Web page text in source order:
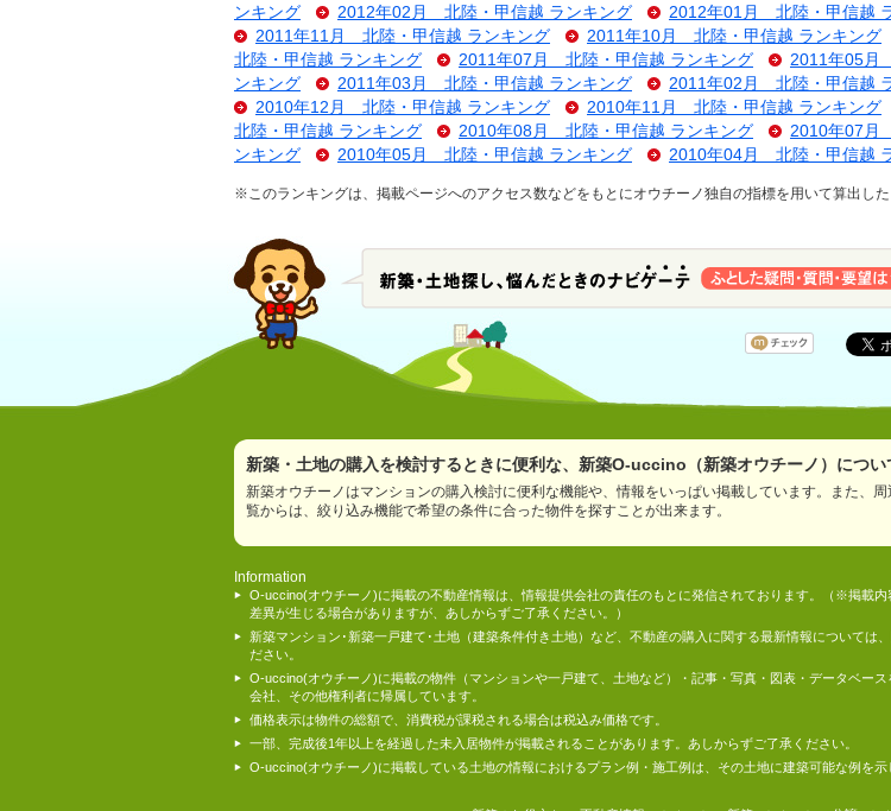
ンキング
2012年02月 北陸・甲信越 ランキング 2012年01月 北陸・甲信越
2011年11月 北陸・甲信越 ランキング
2011年10月 北陸・甲信越 ランキング
北陸・甲信越 ランキング
2011年07月 北陸・甲信越 ランキング 2011年05月
ンキング
2011年03月 北陸・甲信越 ランキング 2011年02月 北陸・甲信越
2010年12月 北陸・甲信越 ランキング
2010年11月 北陸・甲信越 ランキング
北陸・甲信越 ランキング
2010年08月 北陸・甲信越 ランキング 2010年07月
ンキング
2010年05月 北陸・甲信越 ランキング 2010年04月 北陸・甲信越
※このランキングは、掲載ページへのアクセス数などをもとにオウチーノ独自の指標を用いて算出した
新築・土地の購入を検討するときに便利な、新築O-uccino（新築オウチーノ）につい
新築オウチーノはマンションの購入検討に便利な機能や、情報をいっぱい掲載しています。また、
覧からは、絞り込み機能で希望の条件に合った物件を探すことが出来ます。
Information
O-uccino(オウチーノ)に掲載の不動産情報は、情報提供会社の責任のもとに発信されております。（※掲載
差異が生じる場合がありますが、あしからずご了承ください。）
新築マンション･新築一戸建て･土地（建築条件付き土地）など、不動産の購入に関する最新情報については
ださい。
O-uccino(オウチーノ)に掲載の物件（マンションや一戸建て、土地など）・記事・写真・図表・データベー
会社、その他権利者に帰属しています。
価格表示は物件の総額で、消費税が課税される場合は税込み価格です。
一部、完成後1年以上を経過した未入居物件が掲載されることがあります。あしからずご了承ください。
O-uccino(オウチーノ)に掲載している土地の情報におけるプラン例・施工例は、その土地に建築可能な例を